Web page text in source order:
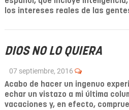
los intereses reales de las
DIOS NO LO QUIERA
07 septiembre, 2016
Acabo de hacer un ingenuo
echar un vistazo a mi última
vacaciones y, en efecto,